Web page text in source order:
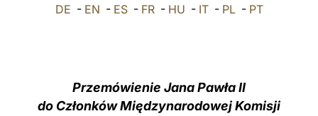
العربيّة
中文
DE - EN - ES- FR- HU - IT- PL- PT
Przemówienie Jana Pawła II
do Członków Międzynarodowej Komisji